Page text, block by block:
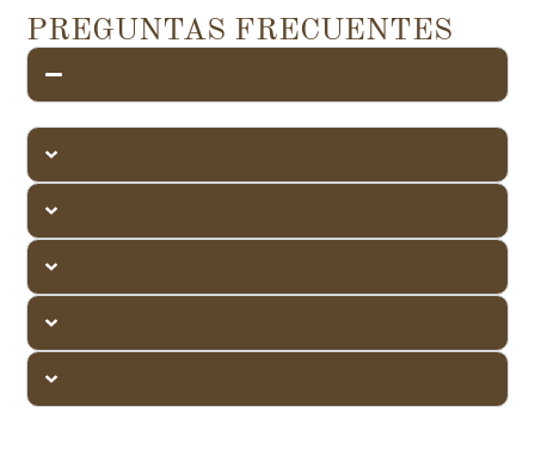
PREGUNTAS FRECUENTES